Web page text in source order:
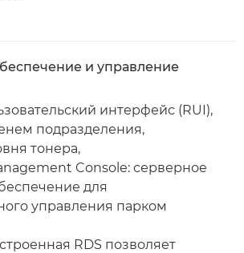
и управление
интерфейс (RUI),
подразделения,
тонера,
Console: серверное
для
управления парком
RDS позволяет